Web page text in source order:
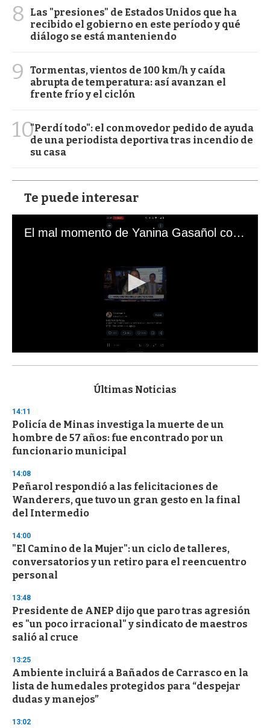
8
Las "presiones" de Estados Unidos que ha
recibido el gobierno en este período y qué
diálogo se está manteniendo
9
Tormentas, vientos de 100 km/h y caída
abrupta de temperatura: así avanzan el
frente frío y el ciclón
10"Perdí todo": el conmovedor pedido de ayuda
de una periodista deportiva tras incendio de
su casa
Te puede interesar
El mal momento de Yanina Gasañol con un hincha argentino en "Subrayado"
s
d
s
o
f
3
s
e
c
o
n
s
Últimas Noticias
14:11
Policía de Minas investiga la muerte de un
hombre de 57 años: fue encontrado por un
funcionario municipal
14:08
Peñarol respondió a las felicitaciones de
Wanderers, que tuvo un gran gesto en la final
del Intermedio
14:00
"El Camino de la Mujer": un ciclo de talleres,
conversatorios y un retiro para el reencuentro
personal
13:48
Presidente de ANEP dijo que paro tras agresión
es "un poco irracional" y sindicato de maestros
salió al cruce
13:25
Ambiente incluirá a Bañados de Carrasco en la
lista de humedales protegidos para “despejar
dudas y manejos”
13:02